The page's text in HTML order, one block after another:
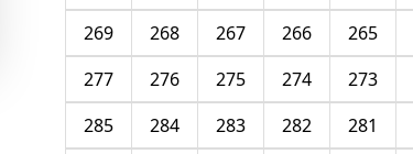
265
266
267
268
269
273
274
275
276
277
281
282
283
284
285